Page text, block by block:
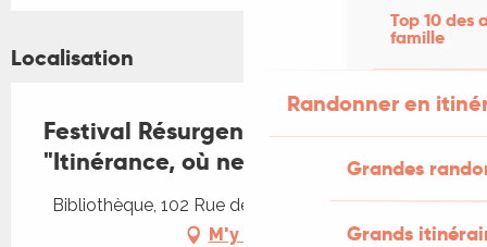
Top 10 des
famille
Randonner en
Grandes
Grands
Localisation
Festival Résurgence IX : Lecture
"Itinérance, où ne vas-tu pas ?"
Bibliothèque, 102 Rue de l'atelier, 46500 Gramat
M'y rendre